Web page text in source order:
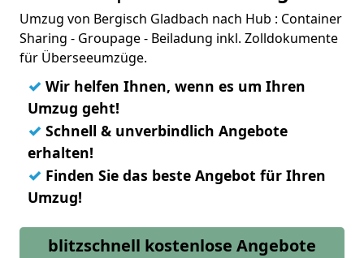
Umzug von Bergisch Gladbach nach Hub : Container
Sharing - Groupage - Beiladung inkl. Zolldokumente
für Überseeumzüge.
✓ Wir helfen Ihnen, wenn es um Ihren
Umzug geht!
✓ Schnell & unverbindlich Angebote
erhalten!
✓ Finden Sie das beste Angebot für Ihren
Umzug!
blitzschnell kostenlose Angebote